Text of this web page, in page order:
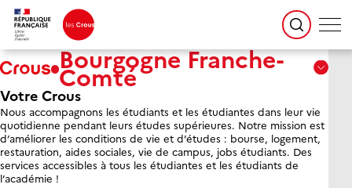
Passer le selecteur de CrousBourgogne Franche-
Comté
Marseille
Avignon
Amiens
Picardie
Votre Crous
Nous accompagnons les étudiants et les étudiantes dans leur vie
quotidienne pendant leurs études supérieures. Notre mission est
d’améliorer les conditions de vie et d’études : bourse, logement,
restauration, aides sociales, vie de campus, jobs étudiants. Des
services accessibles à tous les étudiantes et les étudiants de
l’académie !